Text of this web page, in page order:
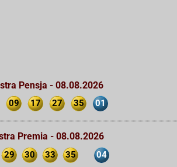
Pensja - 08.08.2026
09 17 27 35 01
Premia - 08.08.2026
29 30 33 35 04